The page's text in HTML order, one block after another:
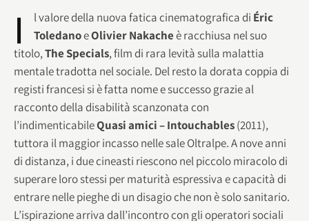
I l valore della nuova fatica cinematografica di Éric
ToledanoeOlivier Nakacheè racchiusa nel suo
titolo,The Specials, film di rara levità sulla malattia
mentale tradotta nel sociale. Del resto la dorata coppia di
registi francesi si è fatta nome e successo grazie al
racconto della disabilità scanzonata con
l’indimenticabileQuasi amici – Intouchables(2011),
tuttora il maggior incasso nelle sale Oltralpe. A nove anni
di distanza, i due cineasti riescono nel piccolo miracolo di
superare loro stessi per maturità espressiva e capacità di
entrare nelle pieghe di un disagio che non è solo sanitario.
L’ispirazione arriva dall’incontro con gli operatori sociali